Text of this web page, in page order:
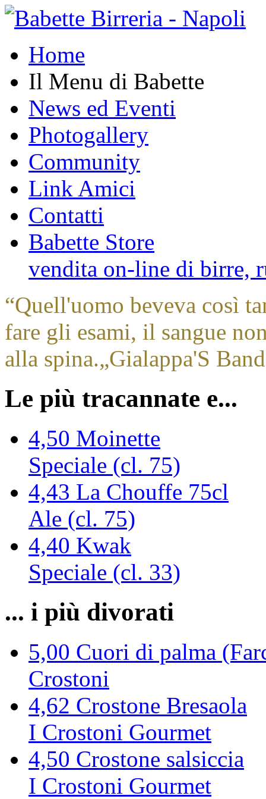
Home
Il Menu di Babette
News ed Eventi
Photogallery
Community
Link Amici
Contatti
Babette Store
vendita on-line di birre,
“Quell'uomo beveva così
fare gli esami, il sangue
alla spina.„Gialappa'S Band
Le più tracannate e...
4,50 Moinette
Speciale (cl. 75)
4,43 La Chouffe 75cl
Ale (cl. 75)
4,40 Kwak
Speciale (cl. 33)
... i più divorati
5,00 Cuori di palma
Crostoni
4,62 Crostone Bresaola
I Crostoni Gourmet
4,50 Crostone salsiccia
I Crostoni Gourmet